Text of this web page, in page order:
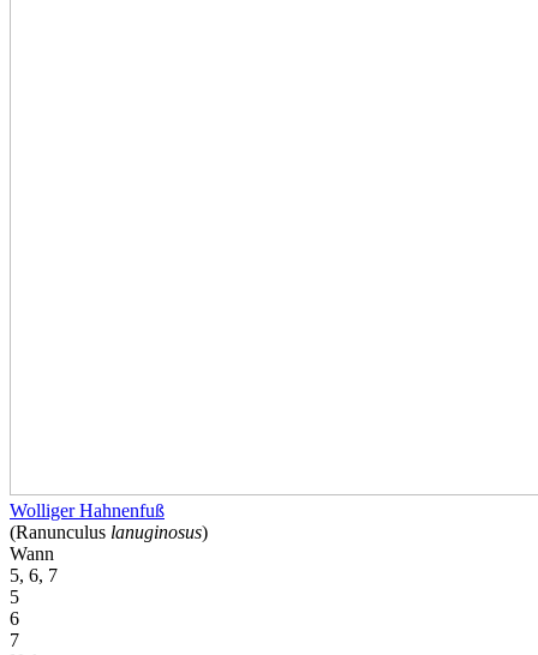
Wolliger Hahnenfuß
(Ranunculus lanuginosus)
Wann
5, 6, 7
5
6
7